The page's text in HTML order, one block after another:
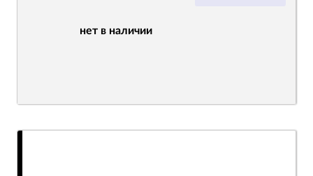
нет в наличии